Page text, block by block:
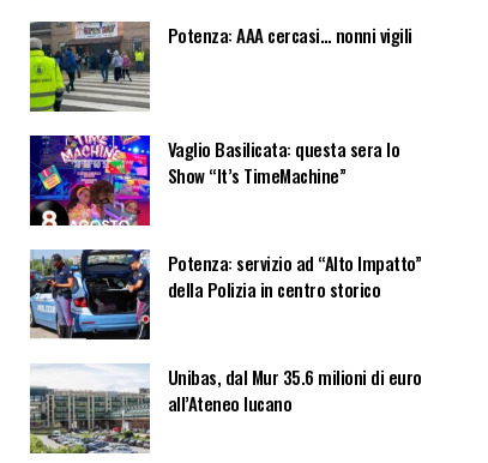
Potenza: AAA cercasi… nonni vigili
Vaglio Basilicata: questa sera lo
Show “It’s TimeMachine”
Potenza: servizio ad “Alto Impatto”
della Polizia in centro storico
Unibas, dal Mur 35.6 milioni di euro
all’Ateneo lucano